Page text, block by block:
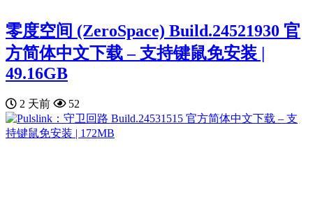
零度空间 (ZeroSpace) Build.24521930 官
方简体中文下载 – 支持键鼠免安装 |
49.16GB
2 天前 52